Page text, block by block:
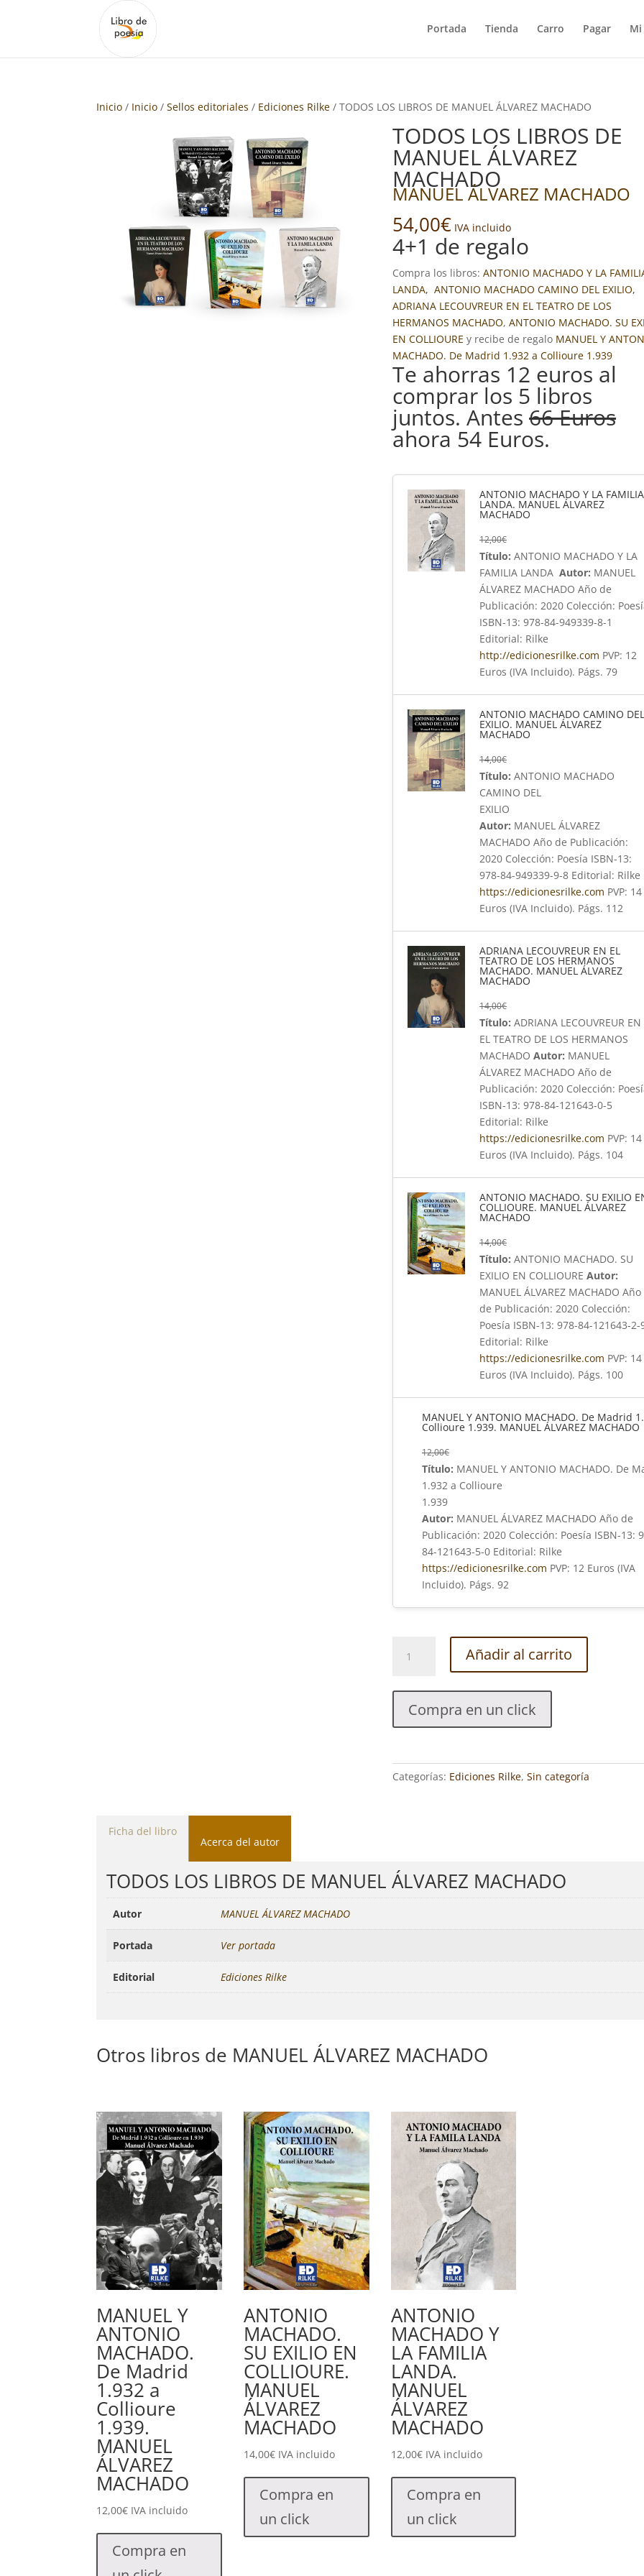
Portada Tienda Carro Pagar
Inicio / Inicio /Sellos editoriales / Ediciones Rilke / TODOS LOS LIBROS DE MANUEL ÁLVAREZ MACHADO
TODOS LOS LIBROS DE
MANUEL ÁLVAREZ
MACHADO
MANUEL ÁLVAREZ MACHADO
54,00€ IVA incluido
4+1 de regalo
Compra los libros:ANTONIO MACHADO Y LA
LANDA, ANTONIO MACHADO CAMINO DEL EXILIO,
ADRIANA LECOUVREUR EN EL TEATRO DE LOS
HERMANOS MACHADO,ANTONIO MACHADO. SU
EN COLLIOURE y recibe de regalo MANUEL Y
MACHADO. De Madrid 1.932 a Collioure 1.939
Te ahorras 12 euros al
comprar los 5 libros
juntos. Antes66 Euros
ahora 54 Euros.
ANTONIO MACHADO Y LA FAMILIA
LANDA. MANUEL ÁLVAREZ
MACHADO
12,00€
Título: ANTONIO MACHADO Y LA
FAMILIA LANDA Autor: MANUEL
ÁLVAREZ MACHADO Año de
Publicación: 2020 Colección:
ISBN-13: 978-84-949339-8-1
Editorial: Rilke
http://edicionesrilke.com PVP: 12
Euros (IVA Incluido). Págs. 79
ANTONIO MACHADO CAMINO
EXILIO. MANUEL ÁLVAREZ
MACHADO
14,00€
Título: ANTONIO MACHADO
CAMINO DEL
EXILIO
Autor: MANUEL ÁLVAREZ
MACHADO Año de Publicación:
2020 Colección: Poesía ISBN-13:
978-84-949339-9-8 Editorial: Rilke
https://edicionesrilke.com PVP: 14
Euros (IVA Incluido). Págs. 112
ADRIANA LECOUVREUR EN EL
TEATRO DE LOS HERMANOS
MACHADO. MANUEL ÁLVAREZ
MACHADO
14,00€
Título: ADRIANA LECOUVREUR EN
EL TEATRO DE LOS HERMANOS
MACHADOAutor: MANUEL
ÁLVAREZ MACHADO Año de
Publicación: 2020 Colección:
ISBN-13: 978-84-121643-0-5
Editorial: Rilke
https://edicionesrilke.com PVP: 14
Euros (IVA Incluido). Págs. 104
ANTONIO MACHADO. SU EXILIO
COLLIOURE. MANUEL ÁLVAREZ
MACHADO
14,00€
Título: ANTONIO MACHADO. SU
EXILIO EN COLLIOUREAutor:
MANUEL ÁLVAREZ MACHADO Año
de Publicación: 2020 Colección:
Poesía ISBN-13: 978-84-121643-2-
Editorial: Rilke
https://edicionesrilke.com PVP: 14
Euros (IVA Incluido). Págs. 100
MANUEL Y ANTONIO MACHADO. De Madrid
Collioure 1.939. MANUEL ÁLVAREZ MACHADO
12,00€
Título: MANUEL Y ANTONIO MACHADO. De
1.932 a Collioure
1.939
Autor: MANUEL ÁLVAREZ MACHADO Año de
Publicación: 2020 Colección: Poesía ISBN-13:
84-121643-5-0 Editorial: Rilke
https://edicionesrilke.com PVP: 12 Euros (IVA
Incluido). Págs. 92
LOS
DE
MANUEL
ÁLVAREZ
cantidad
Añadir al carrito
Compra en un click
Categorías: Ediciones Rilke,Sin categoría
Ficha del libro
Acerca del autor
TODOS LOS LIBROS DE MANUEL ÁLVAREZ MACHADO
Autor MANUEL ÁLVAREZ MACHADO
Portada Ver portada
Editorial Ediciones Rilke
Otros libros de MANUEL ÁLVAREZ MACHADO
MANUEL Y
ANTONIO
MACHADO.
De Madrid
1.932 a
Collioure
1.939.
MANUEL
ÁLVAREZ
MACHADO
12,00€ IVA incluido
Compra en
ANTONIO
MACHADO.
SU EXILIO EN
COLLIOURE.
MANUEL
ÁLVAREZ
MACHADO
14,00€ IVA incluido
Compra en
un click
ANTONIO
MACHADO Y
LA FAMILIA
LANDA.
MANUEL
ÁLVAREZ
MACHADO
12,00€ IVA incluido
Compra en
un click